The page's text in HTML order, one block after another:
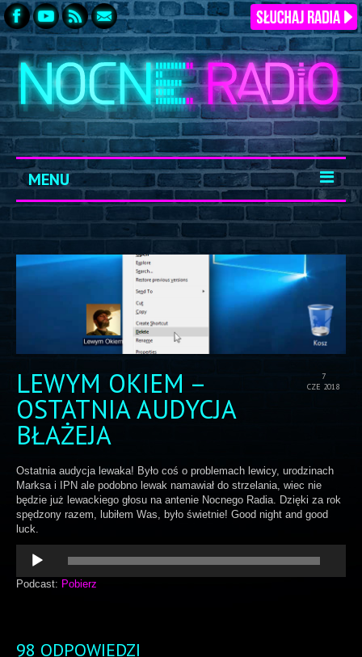
MENU
START
ARCHIWUM
KONTAKT
LOGOWANIE
7
CZE 2018
LEWYM OKIEM –
OSTATNIA AUDYCJA
BŁAŻEJA
Ostatnia audycja lewaka! Było coś o problemach lewicy, urodzinach
Marksa i IPN ale podobno lewak namawiał do strzelania, wiec nie
będzie już lewackiego głosu na antenie Nocnego Radia. Dzięki za rok
spędzony razem, lubiłem Was, było świetnie! Good night and good
luck.
Odtwarzacz
plików
dźwiękowych
Podcast: Pobierz
98 ODPOWIEDZI